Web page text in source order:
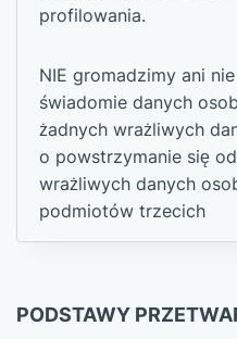
profilowania.
NIE gromadzimy ani
świadomie danych
żadnych wrażliwych
o powstrzymanie się
wrażliwych danych
podmiotów trzecich
PODSTAWY